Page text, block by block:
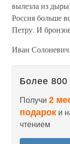
вылезла из
Россия больше
Петру. И
Иван
Более 800
Получи 2
подарок и
чтением